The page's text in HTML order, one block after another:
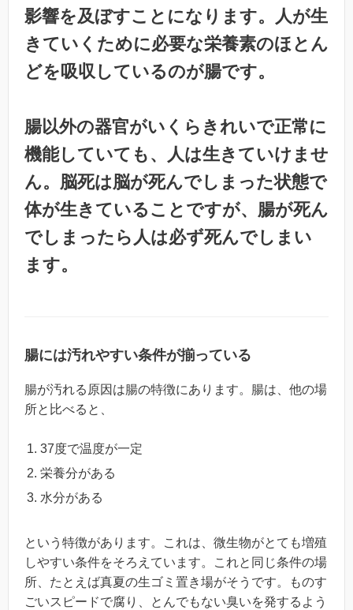
影響を及ぼすことになります。人が生
きていくために必要な栄養素のほとん
どを吸収しているのが腸です。
腸以外の器官がいくらきれいで正常に
機能していても、人は生きていけませ
ん。脳死は脳が死んでしまった状態で
体が生きていることですが、腸が死ん
でしまったら人は必ず死んでしまい
ます。
腸には汚れやすい条件が揃っている
腸が汚れる原因は腸の特徴にあります。腸は、他の場
所と比べると、
37度で温度が一定
栄養分がある
水分がある
という特徴があります。これは、微生物がとても増殖
しやすい条件をそろえています。これと同じ条件の場
所、たとえば真夏の生ゴミ置き場がそうです。ものす
ごいスピードで腐り、とんでもない臭いを発するよう